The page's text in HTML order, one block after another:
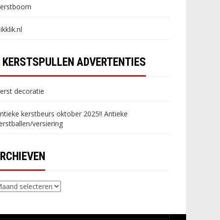
KERSTSPULLEN ADVERTENTIES
decoratie
kerstbeurs oktober 2025!! Antieke
versiering